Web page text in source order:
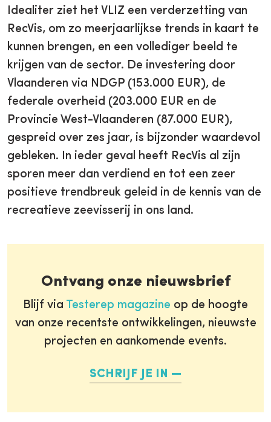
Idealiter ziet het VLIZ een verderzetting van
RecVis, om zo meerjaarlijkse trends in kaart te
kunnen brengen, en een vollediger beeld te
krijgen van de sector. De investering door
Vlaanderen via NDGP (153.000 EUR), de
federale overheid (203.000 EUR en de
Provincie West-Vlaanderen (87.000 EUR),
gespreid over zes jaar, is bijzonder waardevol
gebleken. In ieder geval heeft RecVis al zijn
sporen meer dan verdiend en tot een zeer
positieve trendbreuk geleid in de kennis van de
recreatieve zeevisserij in ons land.
Ontvang onze nieuwsbrief
Blijf via Testerep magazine op de hoogte
van onze recentste ontwikkelingen, nieuwste
projecten en aankomende events.
SCHRIJF JE IN